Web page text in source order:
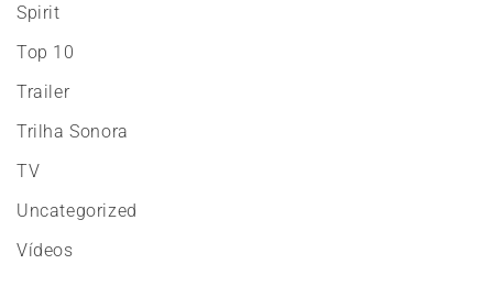
Spirit
Top 10
Trailer
Trilha Sonora
TV
Uncategorized
Vídeos